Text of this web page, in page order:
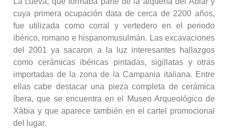
cuya primera ocupación data de cerca de 2200 años,
fue utilizada como corral y vertedero en el periodo
ibérico, romano e hispanomusulmán. Las excavaciones
del 2001 ya sacaron a la luz interesantes hallazgos
como cerámicas ibéricas pintadas, sigillatas y otras
importadas de la zona de la Campania italiana. Entre
ellas cabe destacar una pieza completa de cerámica
íbera, que se encuentra en el Museo Arqueológico de
Xàbia y que aparece también en el cartel promocional
del lugar.